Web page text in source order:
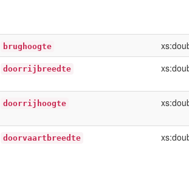
brughoogte
doorrijbreedte
doorrijhoogte
doorvaartbreedte